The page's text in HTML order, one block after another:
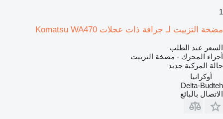
1
مضخة التزييت لـ جرافة ذات عجلات Komatsu WA470
السعر عند الطلب
أجزاء المحرك - مضخة التزييت
حالة المركبة جديد
أوكرانيا
Delta-Budteh
الاتصال بالبائع